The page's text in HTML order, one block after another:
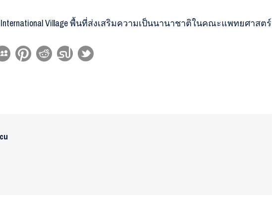
International Village พื้นที่ส่งเสริมความเป็นนานาชาติในคณะแพทยศาสตร์